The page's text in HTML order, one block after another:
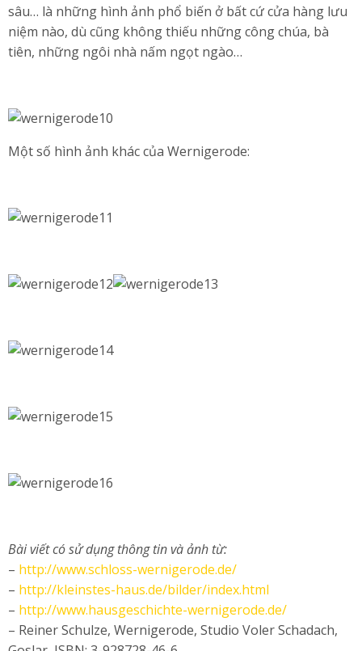
sâu… là những hình ảnh phổ biến ở bất cứ cửa hàng lưu
niệm nào, dù cũng không thiếu những công chúa, bà
tiên, những ngôi nhà nấm ngọt ngào…
Một số hình ảnh khác của Wernigerode:
Bài viết có sử dụng thông tin và ảnh từ:
– http://www.schloss-wernigerode.de/
– http://kleinstes-haus.de/bilder/index.html
– http://www.hausgeschichte-wernigerode.de/
– Reiner Schulze, Wernigerode, Studio Voler Schadach,